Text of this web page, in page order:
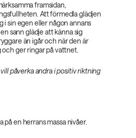
framsidan,
Att förmedla glädjen
i sin egen eller någon annans
sann glädje att känna sig
än igår och när den är
ger ringar på vattnet.
påverka andra i positiv riktning
en herrans massa nivåer.